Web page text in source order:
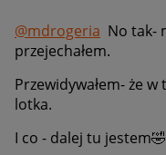
@mdrogeria No tak-
przejechałem.
Przewidywałem- że
lotka.
I co - dalej tu jestem🤣